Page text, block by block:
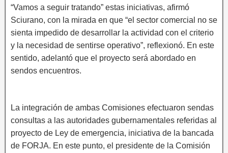
“Vamos a seguir tratando” estas iniciativas, afirmó
Sciurano, con la mirada en que “el sector comercial no se
sienta impedido de desarrollar la actividad con el criterio
y la necesidad de sentirse operativo”, reflexionó. En este
sentido, adelantó que el proyecto será abordado en
sendos encuentros.
La integración de ambas Comisiones efectuaron sendas
consultas a las autoridades gubernamentales referidas al
proyecto de Ley de emergencia, iniciativa de la bancada
de FORJA. En este punto, el presidente de la Comisión